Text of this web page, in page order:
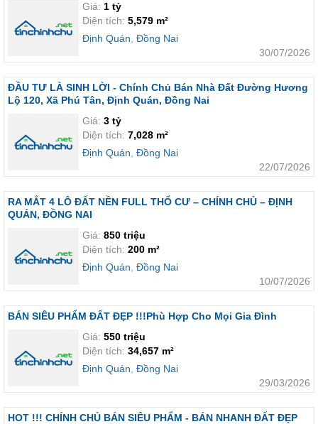
Giá: 1 tỷ
Diện tích: 5,579 m²
Định Quán Đồng Nai
30/07/2026
ĐẦU TƯ LÀ SINH LỜI - Chính Chủ Bán Nhà Đất Đường Hương
Lộ 120, Xã Phú Tân, Định Quán, Đồng Nai
Giá: 3 tỷ
Diện tích: 7,028 m²
Định Quán Đồng Nai
22/07/2026
RA MẮT 4 LÔ ĐẤT NỀN FULL THỔ CƯ – CHÍNH CHỦ – ĐỊNH
QUÁN, ĐỒNG NAI
Giá: 850 triệu
Diện tích: 200 m²
Định Quán Đồng Nai
10/07/2026
BÁN SIÊU PHẨM ĐẤT ĐẸP !!!Phù Hợp Cho Mọi Gia Đình
Giá: 550 triệu
Diện tích: 34,657 m²
Định Quán Đồng Nai
29/03/2026
HOT !!! CHÍNH CHỦ BÁN SIÊU PHẨM - BÁN NHANH ĐẤT ĐẸP